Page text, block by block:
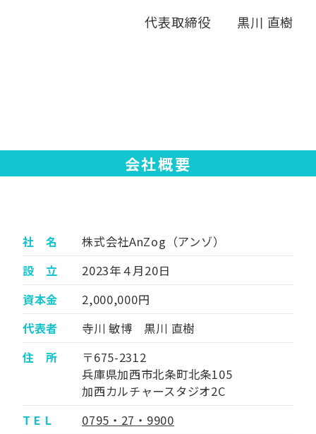
代表取締役 黒川 直樹
会社概要
社 名
株式会社AnZog（アンゾ）
設 立
2023年４月20日
資本金
2,000,000円
代表者
寺川 敏博 黒川 直樹
住 所
〒675-2312
兵庫県加西市北条町北条105
加西カルチャースタジオ2C
T E L
0795・27・9900